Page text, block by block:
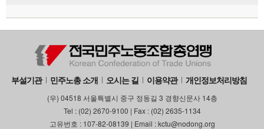
부설기관 민주노총 소개 오시는 길 이용약관 개인정보처리방침
(우) 04518 서울특별시 중구 정동길 3 경향신문사 14층
Tel : (02) 2670-9100 | Fax : (02) 2635-1134
고유번호 : 107-82-08139 | Email : kctu@nodong.org